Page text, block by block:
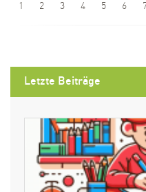
1 2 3 4 5 6
Letzte Beiträge